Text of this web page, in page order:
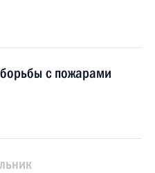
с пожарами